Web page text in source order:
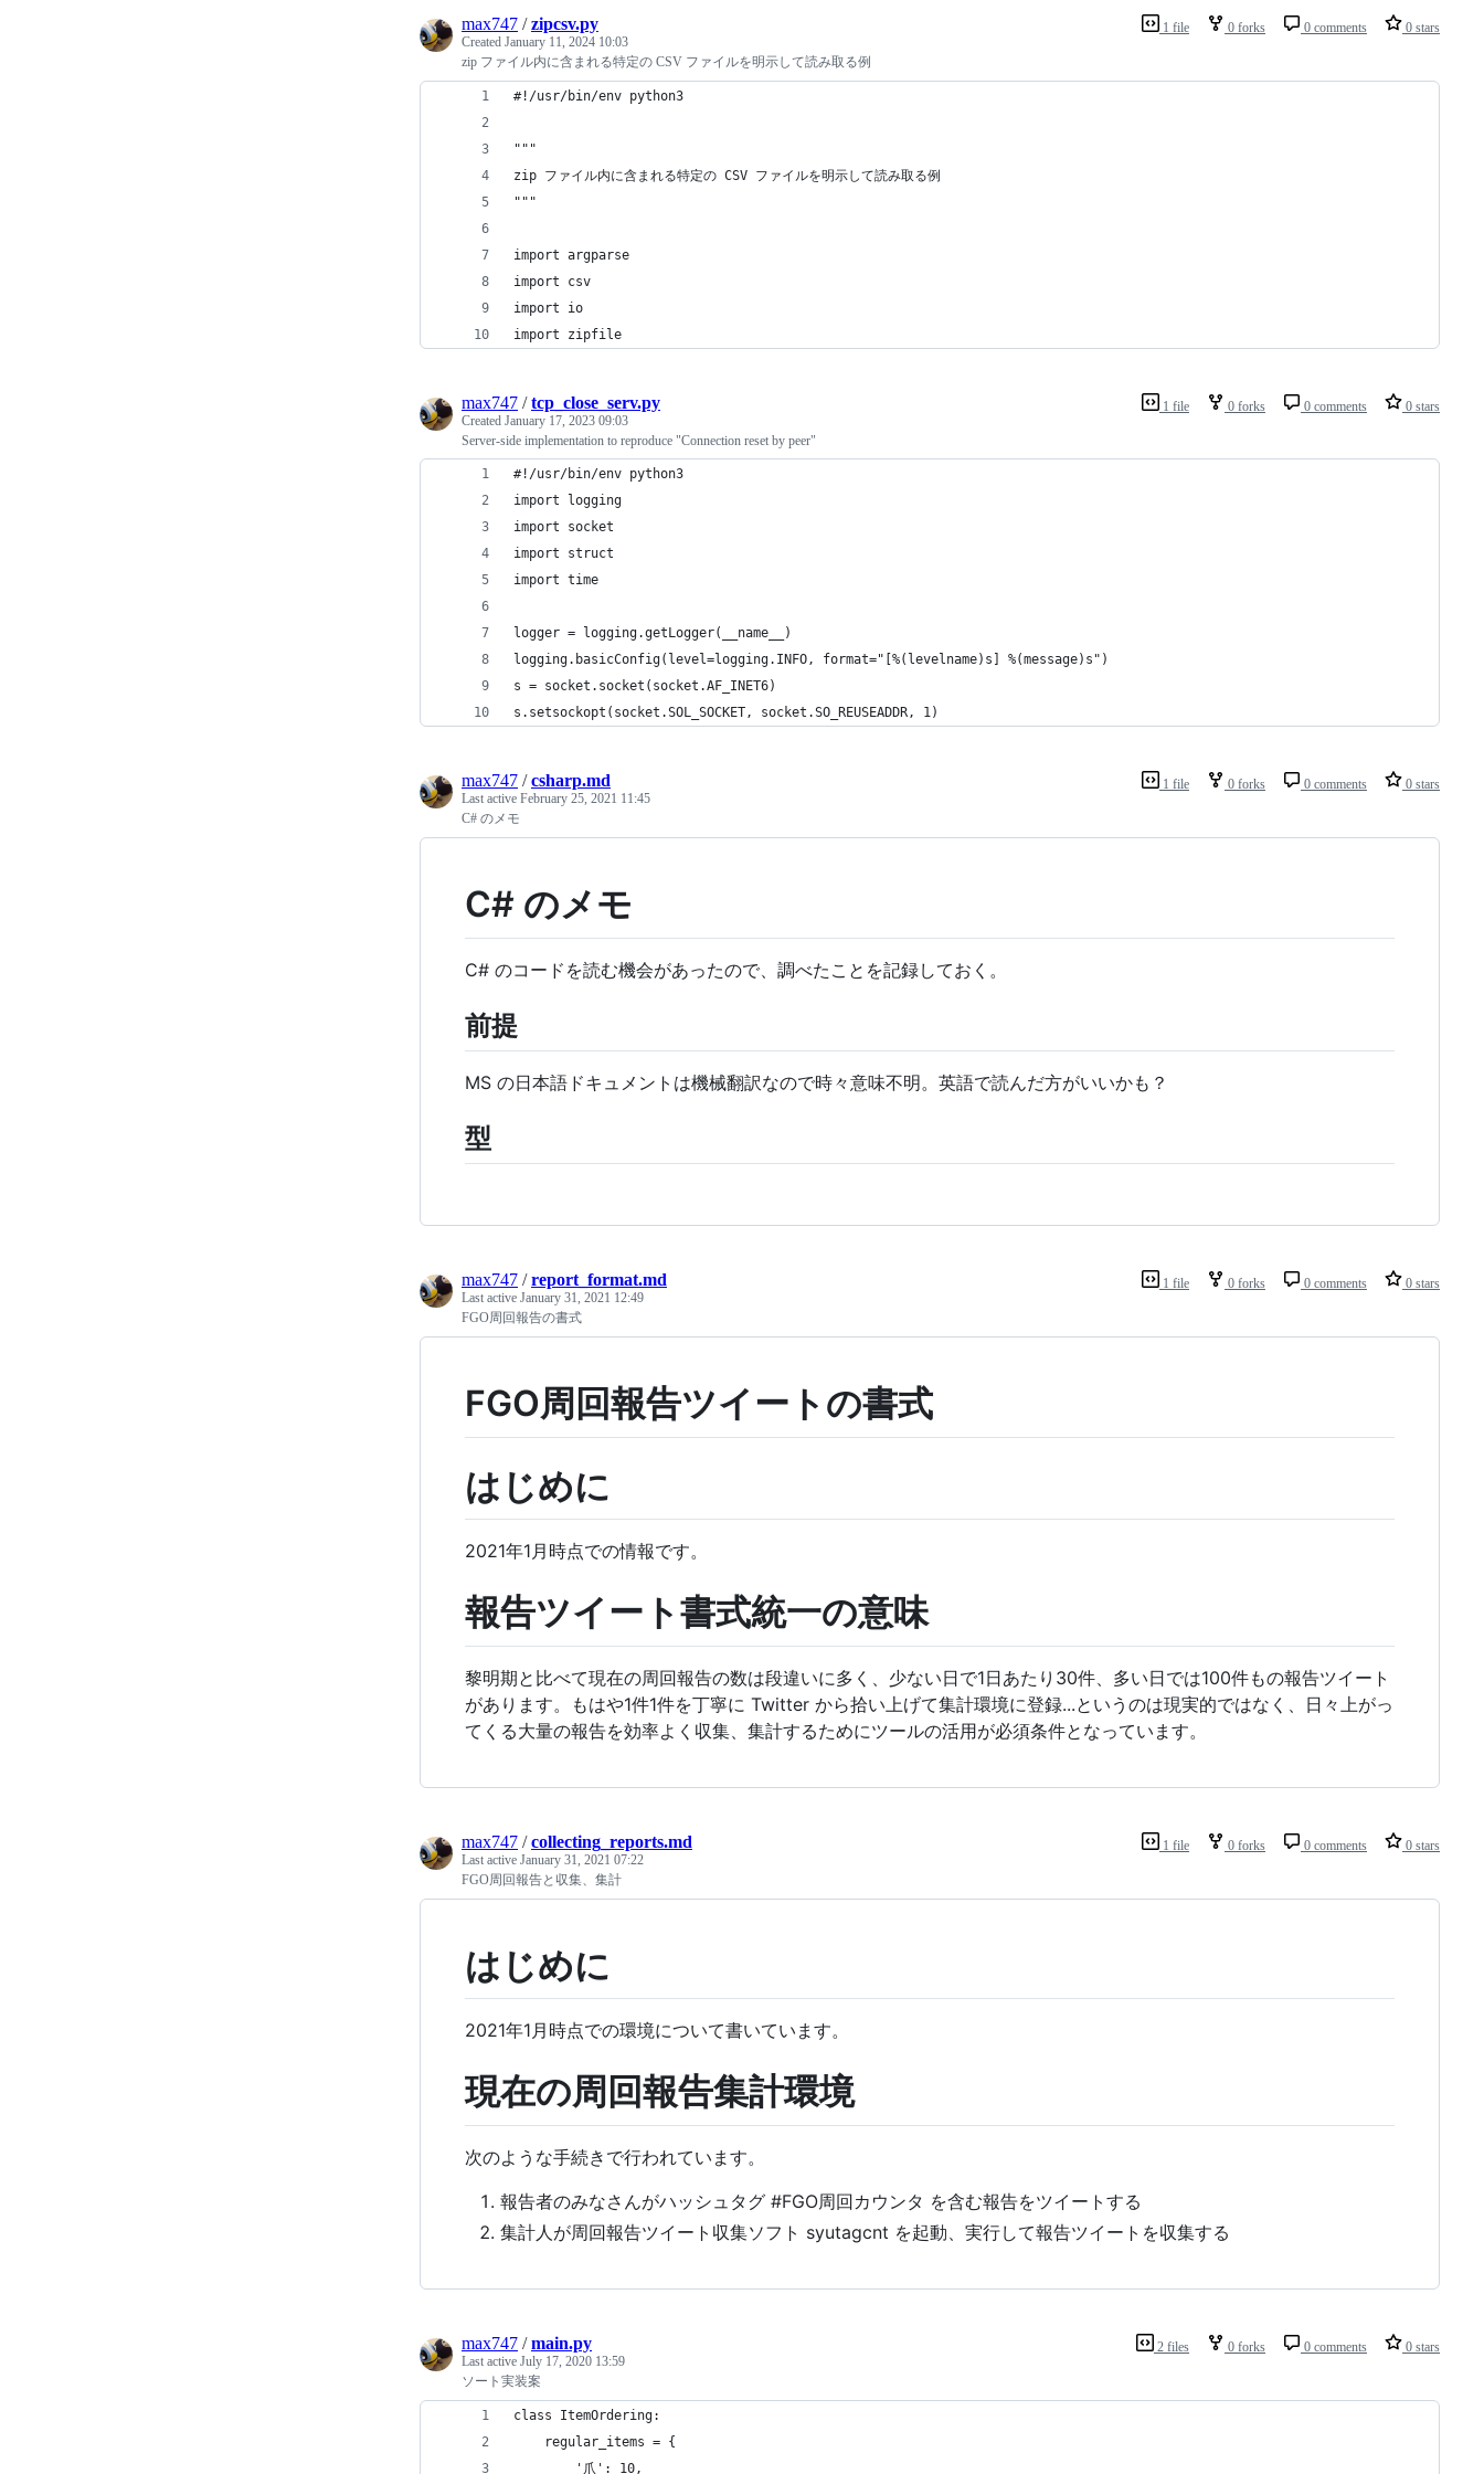
1 file 0 forks 0 comments 0 stars
max747 /zipcsv.py
Created January 11, 2024 10:03
zip ファイル内に含まれる特定の CSV ファイルを明示して読み取る例
#!/usr/bin/env python3
"""
zip ファイル内に含まれる特定の CSV ファイルを明示して読み取る例
"""
import argparse
import csv
import io
import zipfile
1 file 0 forks 0 comments 0 stars
max747 /tcp_close_serv.py
Created January 17, 2023 09:03
Server-side implementation to reproduce "Connection reset by peer"
#!/usr/bin/env python3
import logging
import socket
import struct
import time
logger = logging.getLogger(__name__)
logging.basicConfig(level=logging.INFO, format="[%(levelname)s] %(message)s")
s = socket.socket(socket.AF_INET6)
s.setsockopt(socket.SOL_SOCKET, socket.SO_REUSEADDR, 1)
1 file 0 forks 0 comments 0 stars
max747 /csharp.md
Last active February 25, 2021 11:45
C# のメモ
C# のメモ
C# のコードを読む機会があったので、調べたことを記録しておく。
前提
MS の日本語ドキュメントは機械翻訳なので時々意味不明。英語で読んだ方がいいかも？
型
1 file 0 forks 0 comments 0 stars
max747 /report_format.md
Last active January 31, 2021 12:49
FGO周回報告の書式
FGO周回報告ツイートの書式
はじめに
2021年1月時点での情報です。
報告ツイート書式統一の意味
黎明期と比べて現在の周回報告の数は段違いに多く、少ない日で1日あたり30件、多い日では100件もの報告ツイート
があります。もはや1件1件を丁寧に Twitter から拾い上げて集計環境に登録...というのは現実的ではなく、日々上がっ
てくる大量の報告を効率よく収集、集計するためにツールの活用が必須条件となっています。
1 file 0 forks 0 comments 0 stars
max747 /collecting_reports.md
Last active January 31, 2021 07:22
FGO周回報告と収集、集計
はじめに
2021年1月時点での環境について書いています。
現在の周回報告集計環境
次のような手続きで行われています。
報告者のみなさんがハッシュタグ #FGO周回カウンタ を含む報告をツイートする
集計人が周回報告ツイート収集ソフト syutagcnt を起動、実行して報告ツイートを収集する
2 files 0 forks 0 comments 0 stars
max747 /main.py
Last active July 17, 2020 13:59
ソート実装案
class ItemOrdering:
    regular_items = {
        '爪': 10,